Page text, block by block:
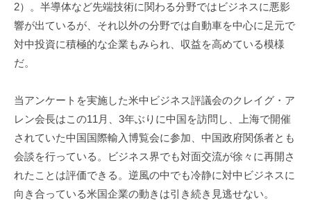
2）。半導体など先端技術に関わる分野ではビジネスに悪影
響が出ているが、それ以外の分野では自動車を中心に足元で
対中投資に積極的な企業もみられ、収益を高めている模様
だ。
当アンケートを実施した米中ビジネス評議会のクレイグ・ア
レン会長はこの11月、3年ぶりに中国を訪問し、上海で開催
されていた中国国際輸入博覧会に参加、中国政府関係者とも
会談を行っている。ビジネス界でも対面交流が徐々に再開さ
れたことは評価できる。逆風の中でも冷静に対中ビジネスに
向き合っている米国企業の動きは引き続き見逃せない。